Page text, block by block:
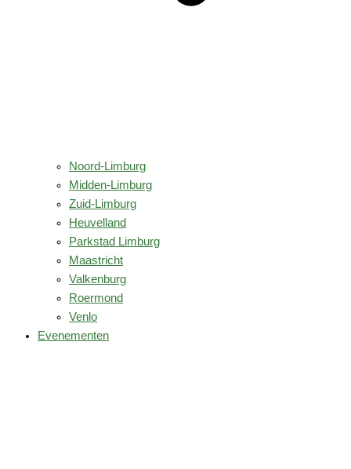
Noord-Limburg
Midden-Limburg
Zuid-Limburg
Heuvelland
Parkstad Limburg
Maastricht
Valkenburg
Roermond
Venlo
Evenementen